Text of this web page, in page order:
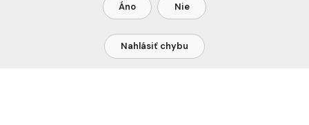
Áno Nie
Nahlásiť chybu